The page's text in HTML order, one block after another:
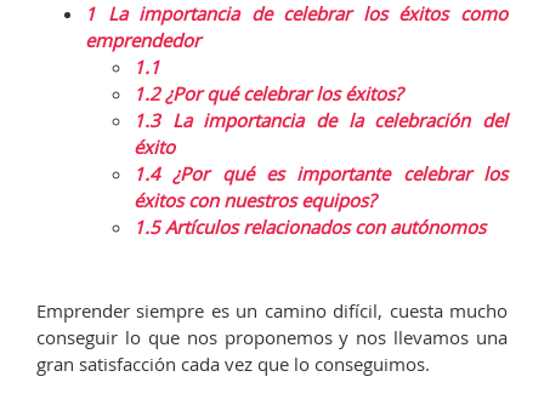
1 La importancia de celebrar los éxitos como
emprendedor
1.1
1.2¿Por qué celebrar los éxitos?
1.3La importancia de la celebración del
éxito
1.4¿Por qué es importante celebrar los
éxitos con nuestros equipos?
1.5Artículos relacionados con autónomos
Emprender siempre es un camino difícil, cuesta mucho
conseguir lo que nos proponemos y nos llevamos una
gran satisfacción cada vez que lo conseguimos.